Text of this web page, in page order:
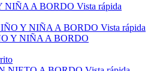
Vista rápida
Vista rápida
Y NIÑA A BORDO